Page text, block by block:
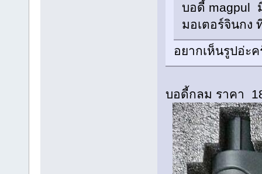
บอดี้ magpul
มอเตอร์จินกง
อยากเห็นรูปอ่ะ
บอดี้กลม ราคา